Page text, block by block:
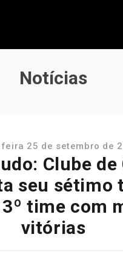
Notícias
25 de setembro de
Clube de
seu sétimo
3º time com
vitórias